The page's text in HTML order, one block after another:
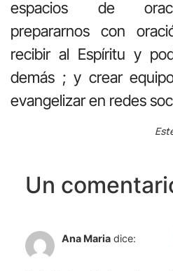
espacios de
prepararnos con
recibir al Espíritu y
demás ; y crear
evangelizar en redes
Un
Ana Maria dice: